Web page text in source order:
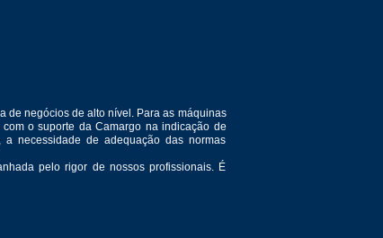
de negócios de alto nível. Para as máquinas
o suporte da Camargo na indicação de
necessidade de adequação das normas
pelo rigor de nossos profissionais. É